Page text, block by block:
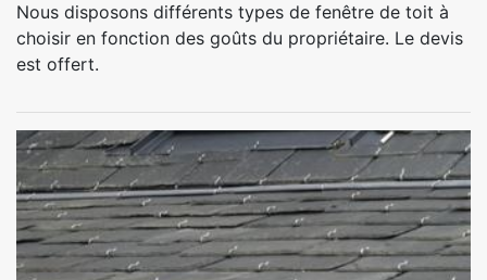
Nous disposons différents types de fenêtre de toit à
choisir en fonction des goûts du propriétaire. Le devis
est offert.